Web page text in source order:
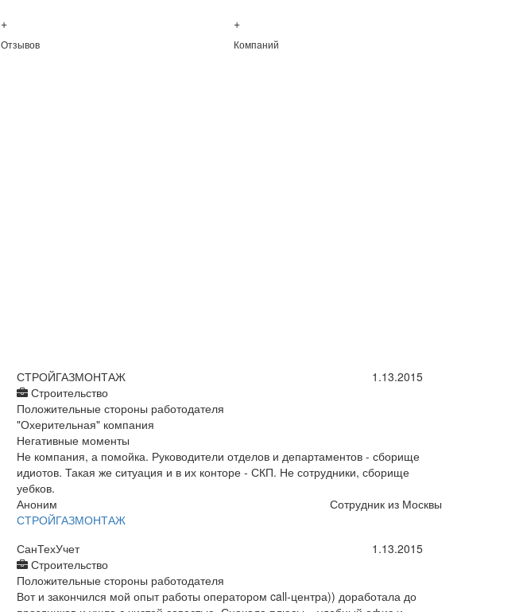
+
Отзывов
+
Компаний
СТРОЙГАЗМОНТАЖ
Строительство
1.13.2015
Положительные стороны работодателя
"Охерительная" компания
Негативные моменты
Не компания, а помойка. Руководители отделов и департаментов - сборище
идиотов. Такая же ситуация и в их конторе - СКП. Не сотрудники, сборище
уебков.
Аноним
Сотрудник из Москвы
СТРОЙГАЗМОНТАЖ
СанТехУчет
Строительство
1.13.2015
Положительные стороны работодателя
Вот и закончился мой опыт работы оператором call-центра)) доработала до